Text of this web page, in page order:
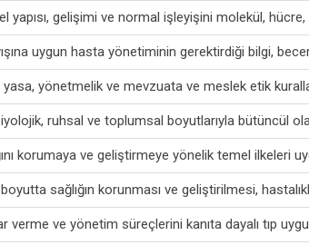
yapısı, gelişimi ve normal işleyişini molekül,
uygun hasta yönetiminin gerektirdiği bilgi,
yönetmelik ve mevzuata ve meslek etik
ruhsal ve toplumsal boyutlarıyla bütüncül
korumaya ve geliştirmeye yönelik temel ilkeleri
sağlığın korunması ve geliştirilmesi,
verme ve yönetim süreçlerini kanıta dayalı tıp